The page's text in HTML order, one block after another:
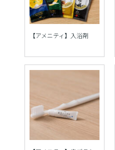
【アメニティ】入浴剤